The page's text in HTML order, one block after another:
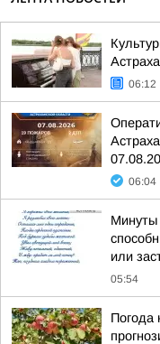
06:12
06:04
Минуты
или
05:54
Погода